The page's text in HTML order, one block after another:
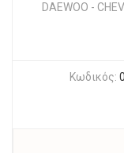
DAEWOO -
Κωδικός: